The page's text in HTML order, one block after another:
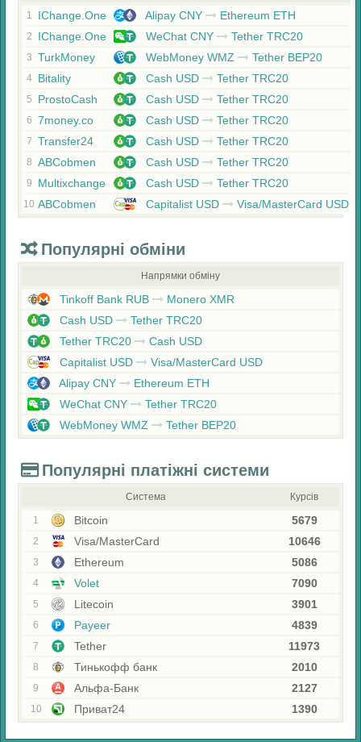
1 IChange.One Alipay CNY Ethereum ETH
2 IChange.One WeChat CNY Tether TRC20
3 TurkMoney WebMoney WMZ Tether BEP20
4 Bitality Cash USD Tether TRC20
5 ProstoCash Cash USD Tether TRC20
6 7money.co Cash USD Tether TRC20
7 Transfer24 Cash USD Tether TRC20
8 ABCobmen Cash USD Tether TRC20
9 Multixchange Cash USD Tether TRC20
10 ABCobmen Capitalist USD Visa/MasterCard USD
Популярні обміни
Напрямки обміну
Tinkoff Bank RUB
Monero XMR
Cash USD
Tether TRC20
Tether TRC20
Cash USD
Capitalist USD
Visa/MasterCard USD
Alipay CNY
Ethereum ETH
WeChat CNY
Tether TRC20
WebMoney WMZ
Tether BEP20
Популярні платіжні системи
Система Курсів
1 Bitcoin 5679
2 Visa/MasterCard 10646
3 Ethereum 5086
4 Volet 7090
5 Litecoin 3901
6 Payeer 4839
7 Tether 11973
8 Тинькофф банк 2010
9 Альфа-Банк 2127
10 Приват24 1390